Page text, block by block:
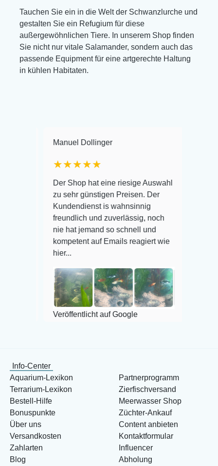
Tauchen Sie ein in die Welt der Schwanzlurche und
gestalten Sie ein Refugium für diese
außergewöhnlichen Tiere. In unserem Shop finden
Sie nicht nur vitale Salamander, sondern auch das
passende Equipment für eine artgerechte Haltung
in kühlen Habitaten.
Manuel Dollinger
★★★★★
Der Shop hat eine riesige Auswahl
zu sehr günstigen Preisen. Der
Kundendienst is wahnsinnig
freundlich und zuverlässig, noch
nie hat jemand so schnell und
kompetent auf Emails reagiert wie
Veröffentlicht auf Google
Auswahl plus
Info-Center
Aquarium-Lexikon
Terrarium-Lexikon
Bestell-Hilfe
Bonuspunkte
Über uns
Versandkosten
Zahlarten
Blog
Partnerprogramm
Zierfischversand
Meerwasser Shop
Züchter-Ankauf
Content anbieten
Kontaktformular
Influencer
Abholung